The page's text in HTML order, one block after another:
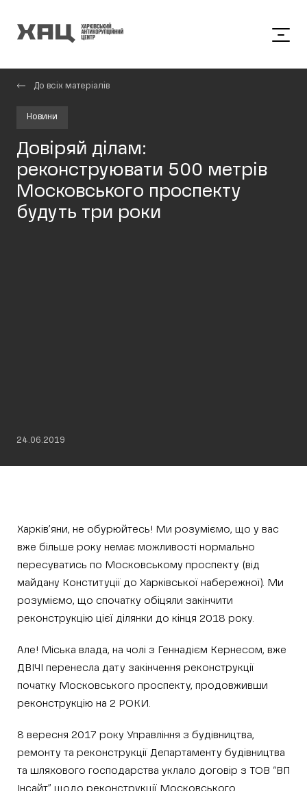
До всіх матеріалів
Новини
Довіряй ділам:
реконструювати 500 метрів
Московського проспекту
будуть три роки
24.06.2019
Харків’яни, не обурюйтесь! Ми розуміємо, що у вас
вже більше року немає можливості нормально
пересуватись по Московському проспекту (від
майдану Конституції до Харківської набережної). Ми
розуміємо, що спочатку обіцяли закінчити
реконструкцію цієї ділянки до кінця 2018 року.
Але! Міська влада, на чолі з Геннадієм Кернесом, вже
ДВІЧІ перенесла дату закінчення реконструкції
початку Московського проспекту, продовживши
реконструкцію на 2 РОКИ.
8 вересня 2017 року Управління з будівництва,
ремонту та реконструкції Департаменту будівництва
та шляхового господарства уклало договір з ТОВ “ВП
Інсайт” щодо реконструкції Московського